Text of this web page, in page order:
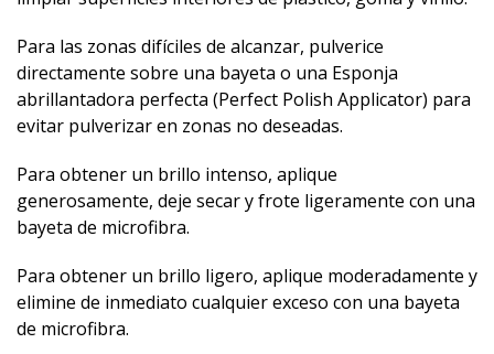
Para las zonas difíciles de alcanzar, pulverice
directamente sobre una bayeta o una Esponja
abrillantadora perfecta (Perfect Polish Applicator) para
evitar pulverizar en zonas no deseadas.
Para obtener un brillo intenso, aplique
generosamente, deje secar y frote ligeramente con una
bayeta de microfibra.
Para obtener un brillo ligero, aplique moderadamente y
elimine de inmediato cualquier exceso con una bayeta
de microfibra.